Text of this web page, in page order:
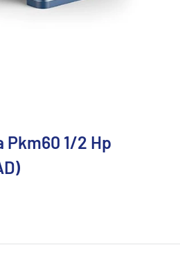
Pkm60 1/2 Hp